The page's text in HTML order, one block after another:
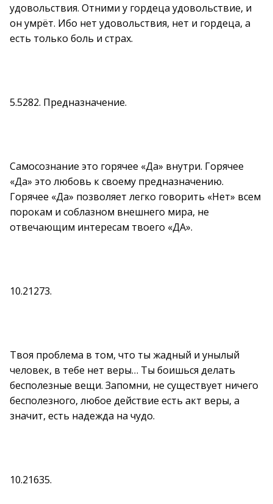
удовольствия. Отними у гордеца удовольствие, и
он умрёт. Ибо нет удовольствия, нет и гордеца, а
есть только боль и страх.
5.5282. Предназначение.
Самосознание это горячее «Да» внутри. Горячее
«Да» это любовь к своему предназначению.
Горячее «Да» позволяет легко говорить «Нет» всем
порокам и соблазном внешнего мира, не
отвечающим интересам твоего «ДА».
10.21273.
Твоя проблема в том, что ты жадный и унылый
человек, в тебе нет веры… Ты боишься делать
бесполезные вещи. Запомни, не существует ничего
бесполезного, любое действие есть акт веры, а
значит, есть надежда на чудо.
10.21635.